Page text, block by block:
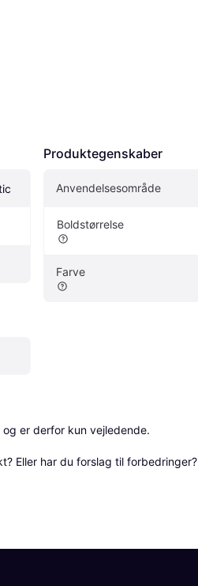
Produktegenskaber
Anvendelsesområde
Boldstørrelse
Farve
er derfor kun vejledende.
Eller har du forslag til forbedringer?